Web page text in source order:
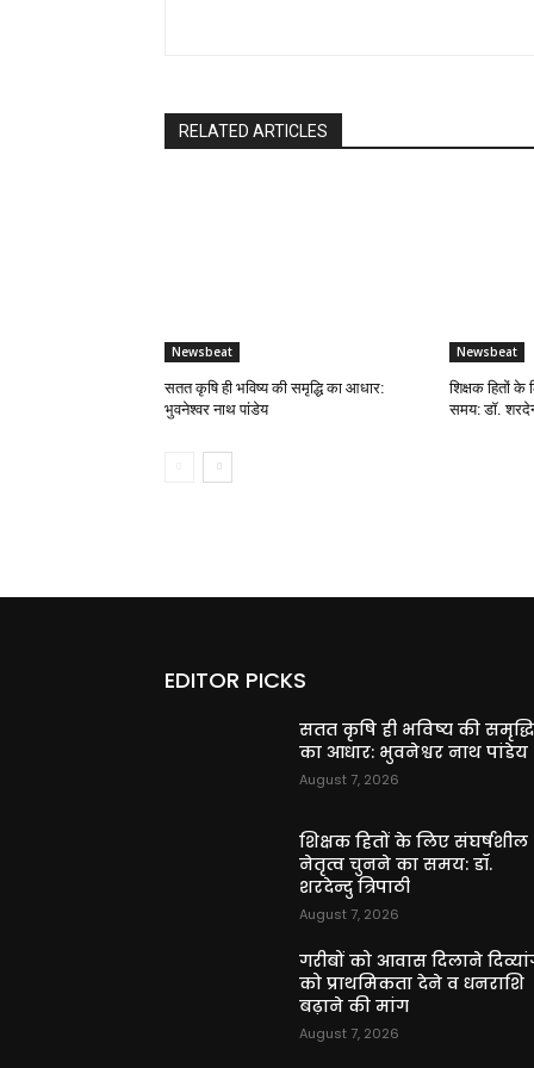
RELATED ARTICLES
Newsbeat
सतत कृषि ही भविष्य की समृद्धि का आधार:
भुवनेश्वर नाथ पांडेय
Newsbeat
शिक्षक हितों के
समय: डॉ.
EDITOR PICKS
सतत कृषि ही भविष्य की समृद्धि
का आधार: भुवनेश्वर नाथ पांडेय
August 7, 2026
शिक्षक हितों के लिए संघर्षशील
नेतृत्व चुनने का समय: डॉ.
शरदेन्दु त्रिपाठी
August 7, 2026
गरीबों को आवास दिलाने
को प्राथमिकता देने व धनराशि
बढ़ाने की मांग
August 7, 2026